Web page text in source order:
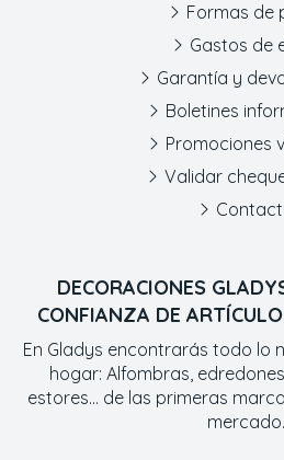
DECORACIONES
CONFIANZA DE
En Gladys encontrarás todo lo
hogar: Alfombras,
estores... de las primeras
mercado.
Formas de
Gastos de
Garantía y
Boletines
Promociones
Validar